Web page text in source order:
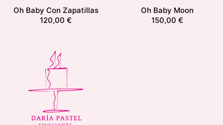
Oh Baby Con Zapatillas
120,00 €
Oh Baby Moon
150,00 €